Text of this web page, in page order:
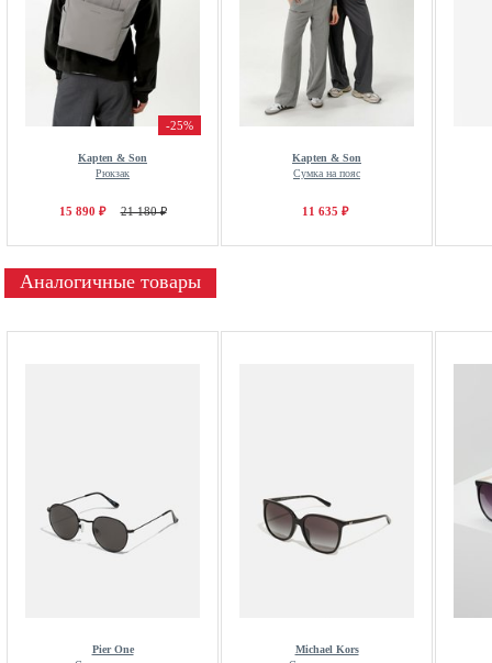
-25%
Kapten & Son
Рюкзак
15 890 ₽ 21 180 ₽
Kapten & Son
Сумка на пояс
11 635 ₽
Аналогичные товары
Pier One
Michael Kors